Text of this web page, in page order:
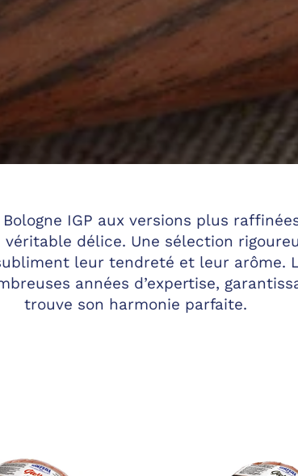
IGP aux versions plus
délice. Une sélection
leur tendreté et leur arôme.
années d’expertise,
trouve son harmonie parfaite.